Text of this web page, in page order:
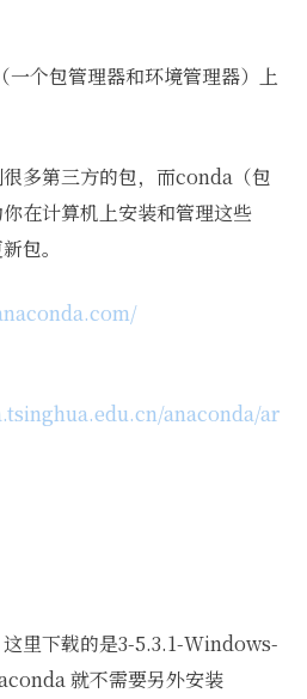
个包管理器和环境管理器）上
多第三方的包，而conda（包
在计算机上安装和管理这些
包。
anaconda/ar
里下载的是3-5.3.1-Windows-
就不需要另外安装